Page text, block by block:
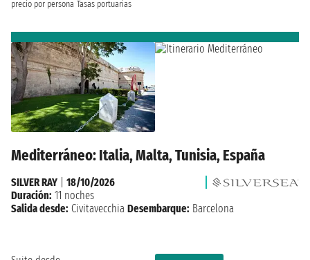
precio por persona Tasas portuarias
Mediterráneo: Italia, Malta, Tunisia, España
SILVER RAY
18/10/2026
Duración: 11 noches
Salida desde: Civitavecchia Desembarque: Barcelona